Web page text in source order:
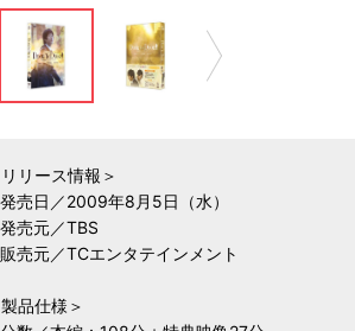
リリース情報＞
売日／2009年8月5日（水）
売元／TBS
売元／TCエンタテインメント
製品仕様＞